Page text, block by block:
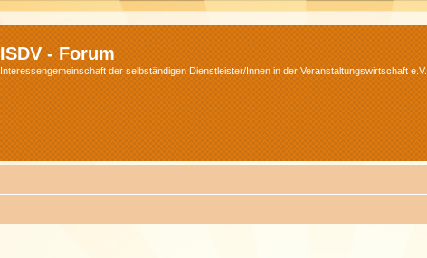
ISDV - Forum
Interessengemeinschaft der selbständigen Dienstleister/Innen in der Veranstaltungswirtschaft e.V.